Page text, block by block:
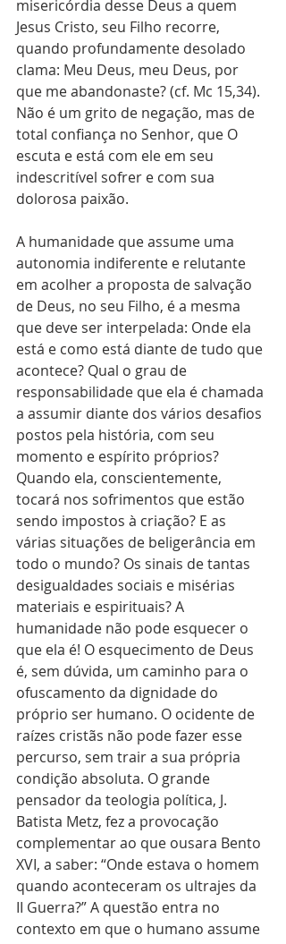
misericórdia desse Deus a quem
Jesus Cristo, seu Filho recorre,
quando profundamente desolado
clama: Meu Deus, meu Deus, por
que me abandonaste? (cf. Mc 15,34).
Não é um grito de negação, mas de
total confiança no Senhor, que O
escuta e está com ele em seu
indescritível sofrer e com sua
dolorosa paixão.
A humanidade que assume uma
autonomia indiferente e relutante
em acolher a proposta de salvação
de Deus, no seu Filho, é a mesma
que deve ser interpelada: Onde ela
está e como está diante de tudo que
acontece? Qual o grau de
responsabilidade que ela é chamada
a assumir diante dos vários desafios
postos pela história, com seu
momento e espírito próprios?
Quando ela, conscientemente,
tocará nos sofrimentos que estão
sendo impostos à criação? E as
várias situações de beligerância em
todo o mundo? Os sinais de tantas
desigualdades sociais e misérias
materiais e espirituais? A
humanidade não pode esquecer o
que ela é! O esquecimento de Deus
é, sem dúvida, um caminho para o
ofuscamento da dignidade do
próprio ser humano. O ocidente de
raízes cristãs não pode fazer esse
percurso, sem trair a sua própria
condição absoluta. O grande
pensador da teologia política, J.
Batista Metz, fez a provocação
complementar ao que ousara Bento
XVI, a saber: “Onde estava o homem
quando aconteceram os ultrajes da
II Guerra?” A questão entra no
contexto em que o humano assume